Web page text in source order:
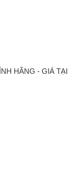
HÃNG - GIÁ TẠI